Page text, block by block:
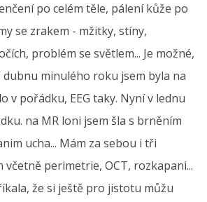
po celém těle, pálení kůže po
se zrakem - mžitky, stíny,
problém se světlem... Je možné,
dubnu minulého roku jsem byla na
v pořádku, EEG taky. Nyní v lednu
na MR loni jsem šla s brněním
ucha... Mám za sebou i tři
perimetrie, OCT, rozkapani...
že si ještě pro jistotu můžu